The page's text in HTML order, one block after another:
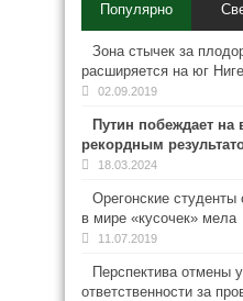
Популярно
Зона стычек за
расширяется на юг
02.09.2019
Путин побеждает на
рекордным
18.03.2024
Орегонские
в мире «кусочек» мела
11.07.2019
Перспектива отмены
ответственности за